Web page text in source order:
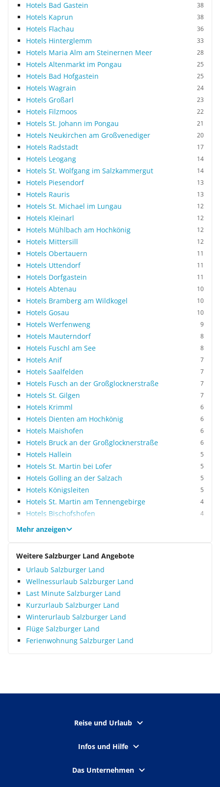
Hotels Bad Gastein 38
Hotels Kaprun 38
Hotels Flachau 36
Hotels Hinterglemm 33
Hotels Maria Alm am Steinernen Meer 28
Hotels Altenmarkt im Pongau 25
Hotels Bad Hofgastein 25
Hotels Wagrain 24
Hotels Großarl 23
Hotels Filzmoos 22
Hotels St. Johann im Pongau 21
Hotels Neukirchen am Großvenediger 20
Hotels Radstadt 17
Hotels Leogang 14
Hotels St. Wolfgang im Salzkammergut 14
Hotels Piesendorf 13
Hotels Rauris 13
Hotels St. Michael im Lungau 12
Hotels Kleinarl 12
Hotels Mühlbach am Hochkönig 12
Hotels Mittersill 12
Hotels Obertauern 11
Hotels Uttendorf 11
Hotels Dorfgastein 11
Hotels Abtenau 10
Hotels Bramberg am Wildkogel 10
Hotels Gosau 10
Hotels Werfenweng 9
Hotels Mauterndorf 8
Hotels Fuschl am See 8
Hotels Anif 7
Hotels Saalfelden 7
Hotels Fusch an der Großglocknerstraße 7
Hotels St. Gilgen 7
Hotels Krimml 6
Hotels Dienten am Hochkönig 6
Hotels Maishofen 6
Hotels Bruck an der Großglocknerstraße 6
Hotels Hallein 5
Hotels St. Martin bei Lofer 5
Hotels Golling an der Salzach 5
Hotels Königsleiten 5
Hotels St. Martin am Tennengebirge 4
Hotels Bischofshofen 4
Mehr anzeigen
Weitere Salzburger Land Angebote
Urlaub Salzburger Land
Wellnessurlaub Salzburger Land
Last Minute Salzburger Land
Kurzurlaub Salzburger Land
Winterurlaub Salzburger Land
Flüge Salzburger Land
Ferienwohnung Salzburger Land
Reise und Urlaub
Infos und Hilfe
Das Unternehmen